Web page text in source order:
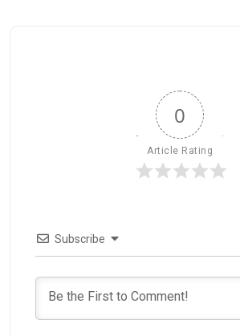
0
Article Rating
Subscribe